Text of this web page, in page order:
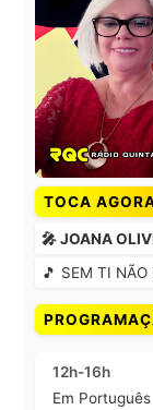
TOCA
🎤 JOANA
🎵 SEM TI NÃO
12h-16h
Em Português